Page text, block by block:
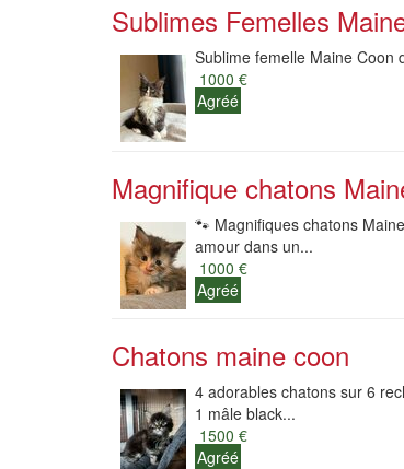
Sublimes Femelles
Sublime femelle Maine Coon
1000 €
Agréé
Magnifique chatons
🐾 Magnifiques chatons
amour dans un...
1000 €
Agréé
Chatons maine coon
4 adorables chatons sur 6
1 mâle black...
1500 €
Agréé